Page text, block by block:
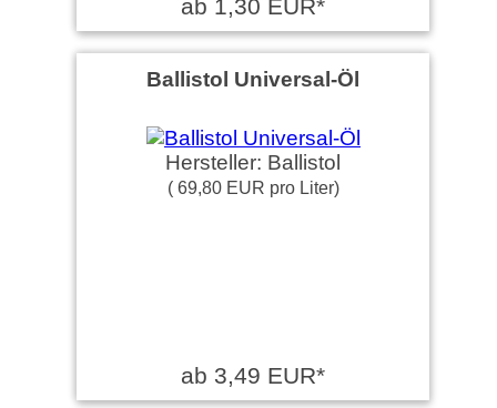
ab 1,30 EUR*
Ballistol Universal-Öl
Hersteller: Ballistol
( 69,80 EUR pro Liter)
ab 3,49 EUR*